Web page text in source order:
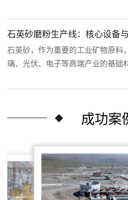
时选矿工艺水平的限制，回收率
裹金或与特定矿物共生的金流失到
济损失。
石英砂磨粉生产线：核心设备
石英砂，作为重要的工业矿物原料
璃、光伏、电子等高端产业的基础
附加值的粉体，离不开一套专业
文将从设备、工艺到应用，为您全
成功案